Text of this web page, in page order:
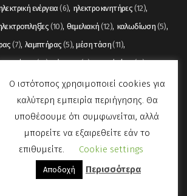
ενέργεια (6) ηλεκτροκινητήρες (12)
(10) θεμελιακή (12) καλωδίωση (5)
(7) λαμπτήρας (5) μέση τάση(11)
μετρήσεις(12) μόνωση(6) οπτικές ίνες(11)
(17) πίνακες(7) πυρανίχνευση (6) ρελέ(36)
(5) σωληνώσεις(5) τάση(13)
τάση(8) φωτισμός (6)
Ο ιστότοπος χρησιμοποιεί cookies για
καλύτερη εμπειρία περιήγησης. Θα
υποθέσουμε ότι συμφωνείται, αλλά
μπορείτε να εξαιρεθείτε εάν το
επιθυμείτε.
Cookie settings
Αποδοχή Περισσότερα